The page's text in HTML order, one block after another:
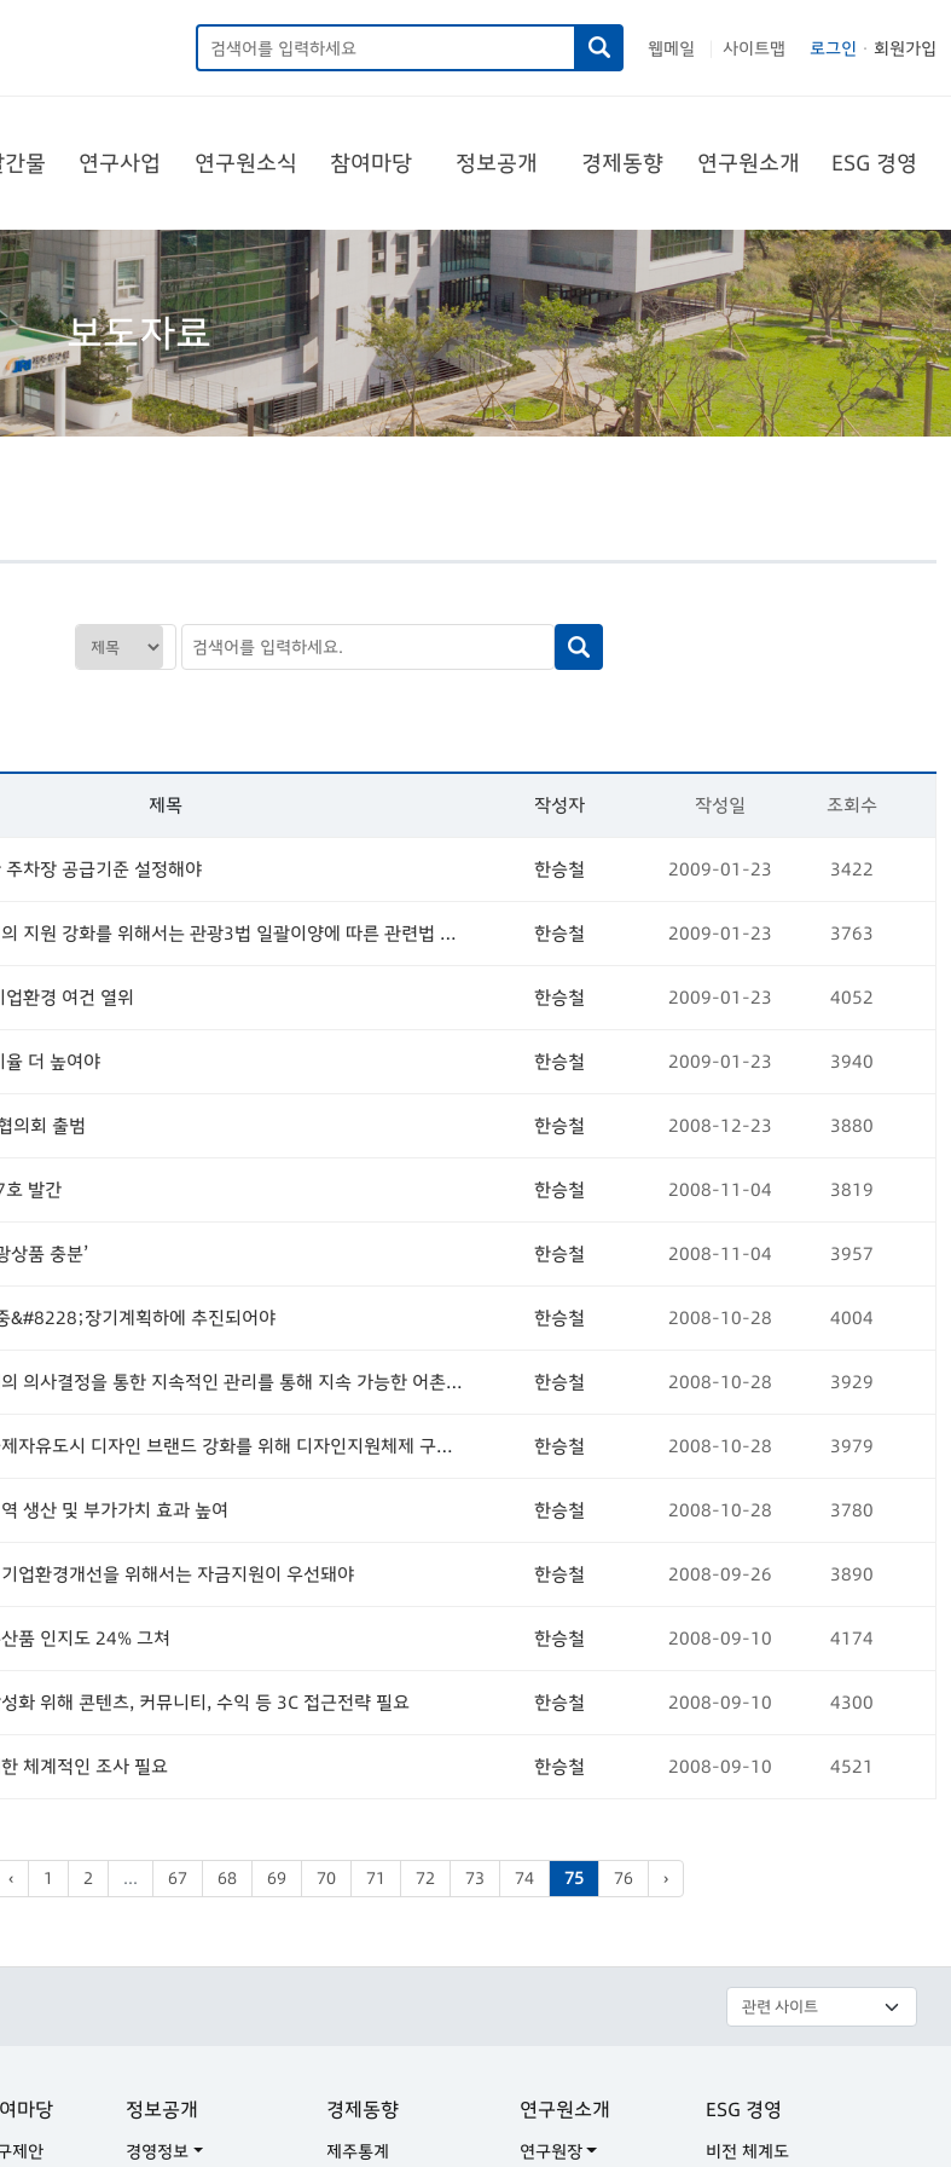
웹메일 사이트맵 로그인 회원가입
물 연구사업 연구원소식 참여마당 정보공개 경제동향 연구원소개 ESG 경영
보도자료
제목 작성자 작성일 조회수
차장 공급기준 설정해야 한승철 2009-01-23 3422
제주지역 관광산업의 지원 강화를 위해서는 관광3법 일괄이양에 따른 관련법 보완이 중요 한승철 2009-01-23 3763
환경 여건 열위 한승철 2009-01-23 4052
율 더 높여야 한승철 2009-01-23 3940
의회 출범 한승철 2008-12-23 3880
호 발간 한승철 2008-11-04 3819
상품 충분’ 한승철 2008-11-04 3957
&#8228;장기계획하에 추진되어야 한승철 2008-10-28 4004
어촌계와 비어촌계의 의사결정을 통한 지속적인 관리를 통해 지속 가능한 어촌관광산업 육성해야 한승철 2008-10-28 3929
세계자연유산과 국제자유도시 디자인 브랜드 강화를 위해 디자인지원체제 구축필요 한승철 2008-10-28 3979
생산 및 부가가치 효과 높여 한승철 2008-10-28 3780
업환경개선을 위해서는 자금지원이 우선돼야 한승철 2008-09-26 3890
품 인지도 24% 그쳐 한승철 2008-09-10 4174
화 위해 콘텐츠, 커뮤니티, 수익 등 3C 접근전략 필요 한승철 2008-09-10 4300
체계적인 조사 필요 한승철 2008-09-10 4521
‹ 1 2 ... 67 68 69 70 71 72 73 74 75 76 ›
마당
제안
정보공개
경영정보
경제동향
제주통계
연구원소개
연구원장
ESG 경영
비전 체계도